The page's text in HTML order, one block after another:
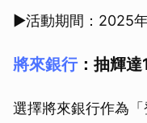
▶活動期間：2025
將來銀行：抽輝
選擇將來銀行作為